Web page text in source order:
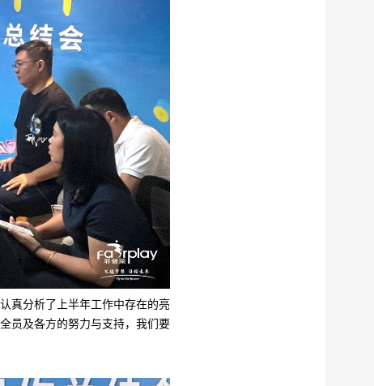
真分析了上半年工作中存在的亮
员及各方的努力与支持，我们要